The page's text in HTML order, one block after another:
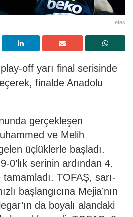
efes
off yarı final serisinde
finalde Anadolu
gerçekleşen
ve Melih
üçlüklerle başladı.
0’lık serinin ardından 4.
TOFAŞ, sarı-
başlangıcına Mejia’nın
da boyalı alandaki